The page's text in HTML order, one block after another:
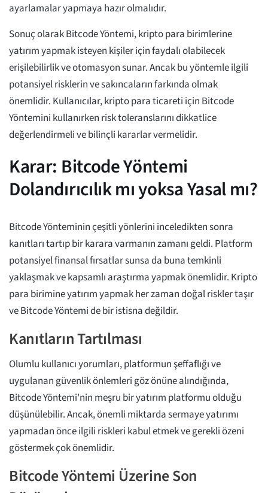
ayarlamalar yapmaya hazır olmalıdır.
Sonuç olarak Bitcode Yöntemi, kripto para birimlerine
yatırım yapmak isteyen kişiler için faydalı olabilecek
erişilebilirlik ve otomasyon sunar. Ancak bu yöntemle ilgili
potansiyel risklerin ve sakıncaların farkında olmak
önemlidir. Kullanıcılar, kripto para ticareti için Bitcode
Yöntemini kullanırken risk toleranslarını dikkatlice
değerlendirmeli ve bilinçli kararlar vermelidir.
Karar: Bitcode Yöntemi
Dolandırıcılık mı yoksa Yasal mı?
Bitcode Yönteminin çeşitli yönlerini inceledikten sonra
kanıtları tartıp bir karara varmanın zamanı geldi. Platform
potansiyel finansal fırsatlar sunsa da buna temkinli
yaklaşmak ve kapsamlı araştırma yapmak önemlidir. Kripto
para birimine yatırım yapmak her zaman doğal riskler taşır
ve Bitcode Yöntemi de bir istisna değildir.
Kanıtların Tartılması
Olumlu kullanıcı yorumları, platformun şeffaflığı ve
uygulanan güvenlik önlemleri göz önüne alındığında,
Bitcode Yöntemi'nin meşru bir yatırım platformu olduğu
düşünülebilir. Ancak, önemli miktarda sermaye yatırımı
yapmadan önce ilgili riskleri kabul etmek ve gerekli özeni
göstermek çok önemlidir.
Bitcode Yöntemi Üzerine Son